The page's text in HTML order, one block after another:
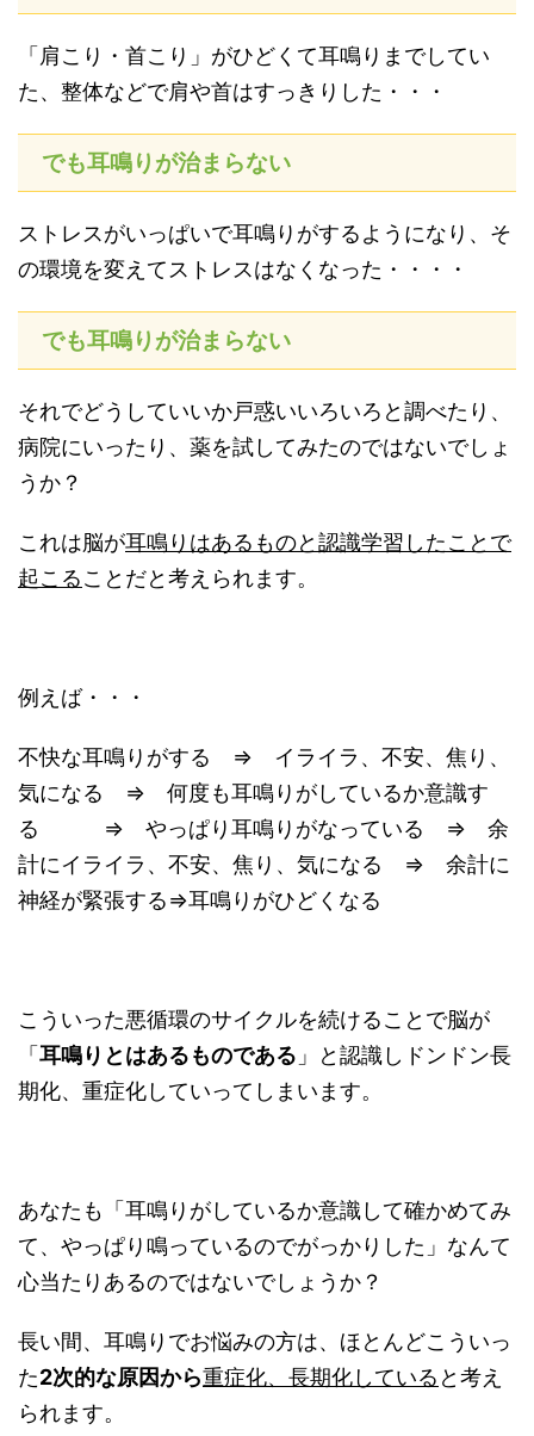
「肩こり・首こり」がひどくて耳鳴りまでしてい
た、整体などで肩や首はすっきりした・・・
でも耳鳴りが治まらない
ストレスがいっぱいで耳鳴りがするようになり、そ
の環境を変えてストレスはなくなった・・・・
でも耳鳴りが治まらない
それでどうしていいか戸惑いいろいろと調べたり、
病院にいったり、薬を試してみたのではないでしょ
うか？
これは脳が耳鳴りはあるものと認識学習したことで
起こることだと考えられます。
例えば・・・
不快な耳鳴りがする ⇒ イライラ、不安、焦り、
気になる ⇒ 何度も耳鳴りがしているか意識す
る ⇒ やっぱり耳鳴りがなっている ⇒ 余
計にイライラ、不安、焦り、気になる ⇒ 余計に
神経が緊張する⇒耳鳴りがひどくなる
こういった悪循環のサイクルを続けることで脳が
「耳鳴りとはあるものである 」と認識しドンドン長
期化、重症化していってしまいます。
あなたも「耳鳴りがしているか意識して確かめてみ
て、やっぱり鳴っているのでがっかりした」なんて
心当たりあるのではないでしょうか？
長い間、耳鳴りでお悩みの方は、ほとんどこういっ
た2次的な原因から重症化、長期化している と考え
られます。